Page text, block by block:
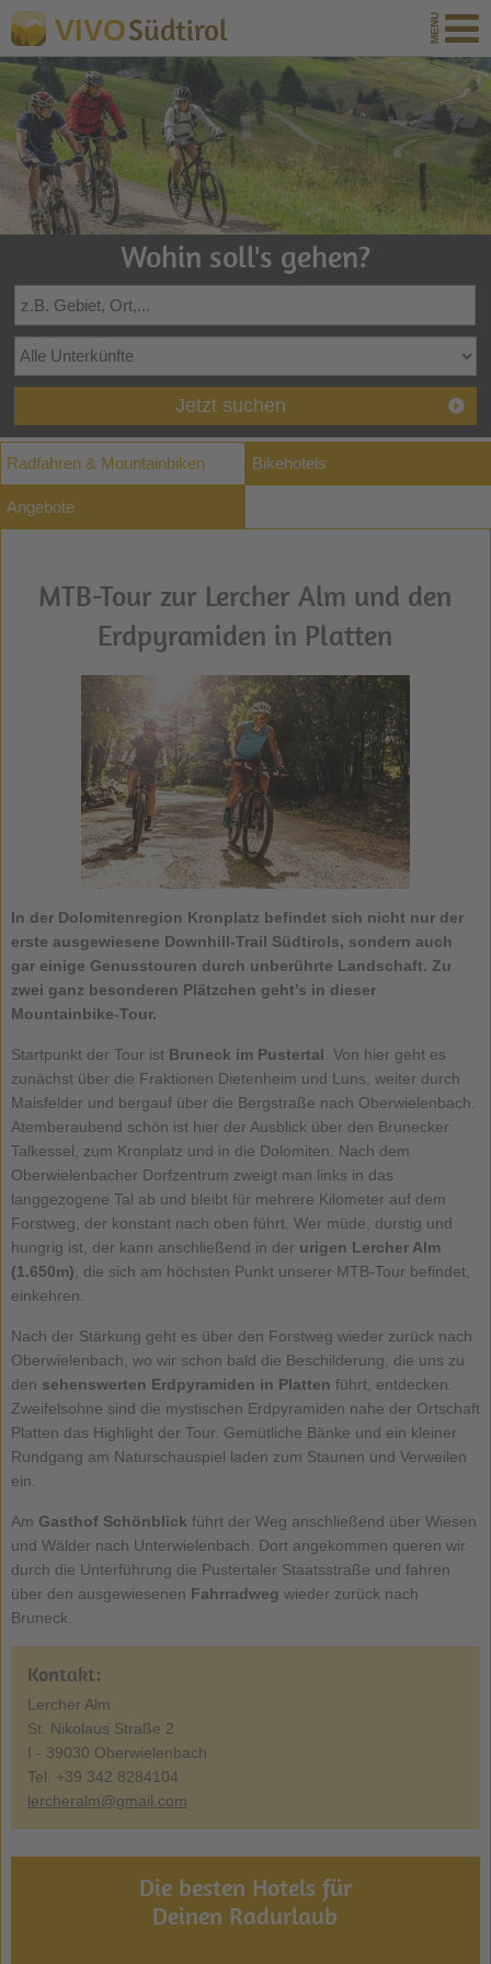
VIVOSüdtirol
Wohin soll's gehen?
Jetzt suchen
Radfahren & Mountainbiken Bikehotels
Angebote
MTB-Tour zur Lercher Alm und den
Erdpyramiden in Platten
In der Dolomitenregion Kronplatz befindet sich nicht nur der
erste ausgewiesene Downhill-Trail Südtirols, sondern auch
gar einige Genusstouren durch unberührte Landschaft. Zu
zwei ganz besonderen Plätzchen geht’s in dieser
Mountainbike-Tour.
Startpunkt der Tour ist Bruneck im Pustertal . Von hier geht es
zunächst über die Fraktionen Dietenheim und Luns, weiter durch
Maisfelder und bergauf über die Bergstraße nach Oberwielenbach.
Atemberaubend schön ist hier der Ausblick über den Brunecker
Talkessel, zum Kronplatz und in die Dolomiten. Nach dem
Oberwielenbacher Dorfzentrum zweigt man links in das
langgezogene Tal ab und bleibt für mehrere Kilometer auf dem
Forstweg, der konstant nach oben führt. Wer müde, durstig und
hungrig ist, der kann anschließend in der urigen Lercher Alm
(1.650m) , die sich am höchsten Punkt unserer MTB-Tour befindet,
einkehren.
Nach der Stärkung geht es über den Forstweg wieder zurück nach
Oberwielenbach, wo wir schon bald die Beschilderung, die uns zu
den sehenswerten Erdpyramiden in Platten führt, entdecken.
Zweifelsohne sind die mystischen Erdpyramiden nahe der Ortschaft
Platten das Highlight der Tour. Gemütliche Bänke und ein kleiner
Rundgang am Naturschauspiel laden zum Staunen und Verweilen
ein.
Am Gasthof Schönblick führt der Weg anschließend über Wiesen
und Wälder nach Unterwielenbach. Dort angekommen queren wir
durch die Unterführung die Pustertaler Staatsstraße und fahren
über den ausgewiesenen Fahrradweg wieder zurück nach
Bruneck.
Kontakt:
Lercher Alm
St. Nikolaus Straße 2
I - 39030 Oberwielenbach
Tel. +39 342 8284104
lercheralm@gmail.com
Die besten Hotels für
Deinen Radurlaub